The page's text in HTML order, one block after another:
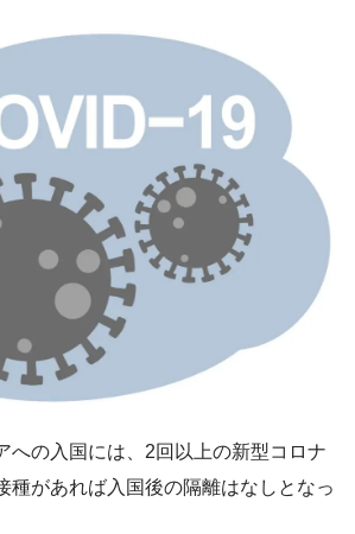
への入国には、2回以上の新型コロナ
種があれば入国後の隔離はなしとなっ